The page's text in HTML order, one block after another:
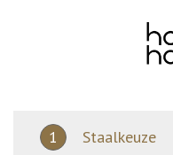
1 Staalkeuze